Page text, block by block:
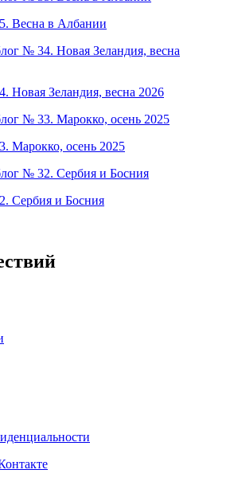
Весна в Албании
Новая Зеландия, весна 2026
Марокко, осень 2025
Сербия и Босния